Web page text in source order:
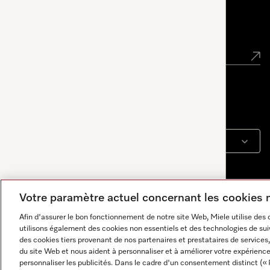
Votre paramètre actuel concernant les
Afin d'assurer le bon fonctionnement de notre site Web, Miele utilise
utilisons également des cookies non essentiels et des technologies de
des cookies tiers provenant de nos partenaires et prestataires de
du site Web et nous aident à personnaliser et à améliorer votre
personnaliser les publicités. Dans le cadre d'un consentement distinct